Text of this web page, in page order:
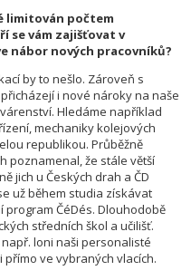
limitován počtem
se vám zajišťovat v
nábor nových pracovníků?
by to nešlo. Zároveň s
i nové nároky na naše
Hledáme například
mechaniky kolejových
republikou. Průběžně
poznamenal, že stále větší
jich u Českých drah a ČD
už během studia získávat
ČéDés. Dlouhodobě
středních škol a učilišť.
loni naši personalisté
ve vybraných vlacích.